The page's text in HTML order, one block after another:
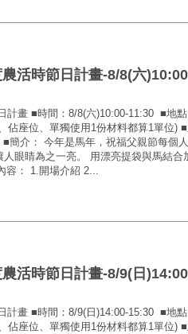
農活時節日計畫-8/8(六
計畫 ■時間：8/8(六)10:00-11:30 ■地
佔座位、單獨使用1份材料都算1單位)
簡介： 今年是馬年，祝福父親節每個
眼睛為之一亮。 用漂亮提袋與馬結合
容： 1.開場介紹 2...
農活時節日計畫-8/9(日
計畫 ■時間：8/9(日)14:00-15:30 ■地
佔座位、單獨使用1份材料都算1單位)